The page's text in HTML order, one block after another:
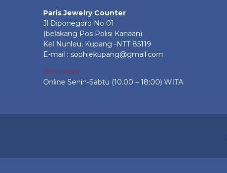
Paris Jewelry Counter
Jl Diponegoro No 01
(belakang Pos Polisi Kanaan)
Kel Nunleu, Kupang -NTT 85119
E-mail : sophiekupang@gmail.com
Live Chat
Online Senin-Sabtu (10.00 – 18:00) WITA